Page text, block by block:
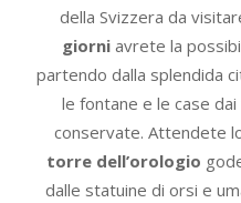
della Svizzera da
giorniavrete la
partendo dalla splendida
le fontane e le case
conservate. Attendete
torre dell’orologio
dalle statuine di orsi e